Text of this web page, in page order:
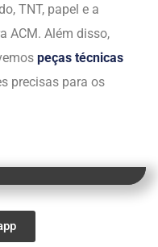
TNT, papel e a
ACM. Além disso,
peças técnicas
precisas para os